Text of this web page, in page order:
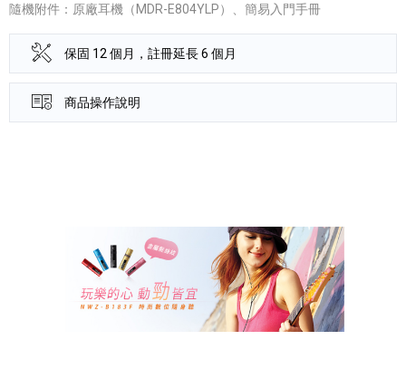
隨機附件：原廠耳機（MDR-E804YLP）、簡易入門手冊
保固 12 個月，註冊延長 6 個月
商品操作說明